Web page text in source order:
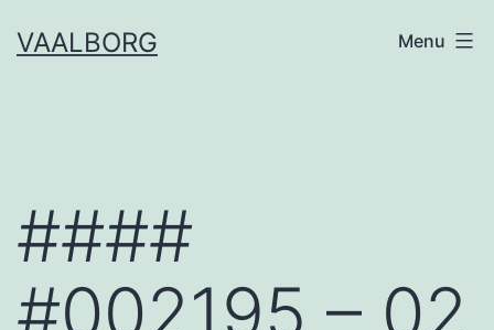
toVAALBORG Menu
####
#002195 – 02